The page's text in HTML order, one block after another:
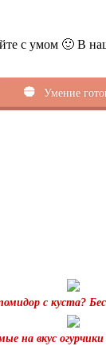
с умом 🙂 В
Умение
с куста?
на вкус